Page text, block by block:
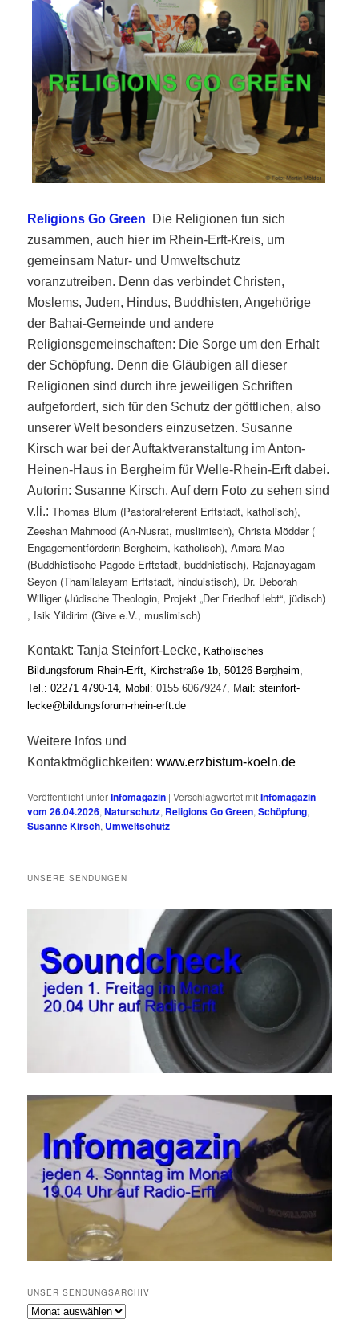
Religions Go Green
Die Religionen tun sich
zusammen, auch hier im Rhein-Erft-Kreis, um
gemeinsam Natur- und Umweltschutz
voranzutreiben. Denn das verbindet Christen,
Moslems, Juden, Hindus, Buddhisten, Angehörige
der Bahai-Gemeinde und andere
Religionsgemeinschaften: Die Sorge um den Erhalt
der Schöpfung. Denn die Gläubigen all dieser
Religionen sind durch ihre jeweiligen Schriften
aufgefordert, sich für den Schutz der göttlichen, also
unserer Welt besonders einzusetzen. Susanne
Kirsch war bei der Auftaktveranstaltung im Anton-
Heinen-Haus in Bergheim für Welle-Rhein-Erft dabei.
Autorin: Susanne Kirsch. Auf dem Foto zu sehen sind
v.li.:Thomas Blum (Pastoralreferent Erftstadt, katholisch),
Zeeshan Mahmood (An-Nusrat, muslimisch), Christa Mödder (
Engagementförderin Bergheim, katholisch), Amara Mao
(Buddhistische Pagode Erftstadt, buddhistisch), Rajanayagam
Seyon (Thamilalayam Erftstadt, hinduistisch), Dr. Deborah
Williger (Jüdische Theologin, Projekt „Der Friedhof lebt“, jüdisch)
, Isik Yildirim (Give e.V., muslimisch)
Kontakt:Tanja Steinfort-Lecke, Katholisches
Bildungsforum Rhein-Erft, Kirchstraße 1b, 50126 Bergheim,
Tel.: 02271 4790-14, Mobil : 0155 60679247, Mail: steinfort-
lecke@bildungsforum-rhein-erft.de
Weitere Infos und
Kontaktmöglichkeiten:www.erzbistum-koeln.de
Veröffentlicht unterInfomagazin |Verschlagwortet mitInfomagazin
vom 26.04.2026,Naturschutz, Religions Go Green,Schöpfung,
Susanne Kirsch, Umweltschutz
UNSERE SENDUNGEN
UNSER SENDUNGSARCHIV
Unser